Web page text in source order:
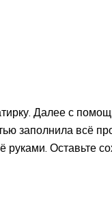
Далее с
заполнила всё
руками. Оставьте